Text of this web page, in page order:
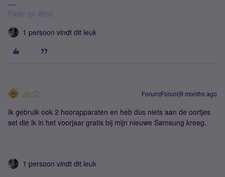
Fàilte gu Alba!
1 persoon vindt dit leuk
JanD Forum|Forum|9 months ago
Ik gebruik ook 2 hoorapparaten en heb dus niets aan de oortjes
set die ik in het voorjaar gratis bij mijn nieuwe Samsung kreeg.
1 persoon vindt dit leuk